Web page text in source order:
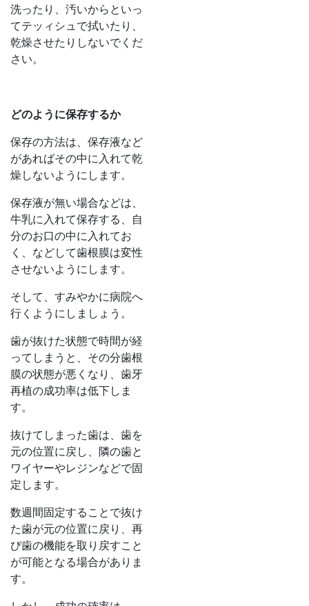
洗ったり、汚いからといっ
てテッィシュで拭いたり、
乾燥させたりしないでくだ
さい。
どのように保存するか
保存の方法は、保存液など
があればその中に入れて乾
燥しないようにします。
保存液が無い場合などは、
牛乳に入れて保存する、自
分のお口の中に入れてお
く、などして歯根膜は変性
させないようにします。
そして、すみやかに病院へ
行くようにしましょう。
歯が抜けた状態で時間が経
ってしまうと、その分歯根
膜の状態が悪くなり、歯牙
再植の成功率は低下しま
す。
抜けてしまった歯は、歯を
元の位置に戻し、隣の歯と
ワイヤーやレジンなどで固
定します。
数週間固定することで抜け
た歯が元の位置に戻り、再
び歯の機能を取り戻すこと
が可能となる場合がありま
す。